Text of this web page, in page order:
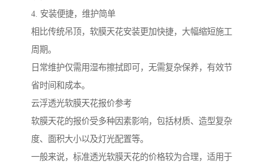
4. 安装便捷，维护简单
相比传统吊顶，软膜天花安装更加快捷，大幅缩短施工
周期。
日常维护仅需用湿布擦拭即可，无需复杂保养，有效节
省时间和成本。
云浮透光软膜天花报价参考
软膜天花的报价受多种因素影响，包括材质、造型复杂
度、面积大小以及灯光配置等。
一般来说，标准透光软膜天花的价格较为合理，适用于